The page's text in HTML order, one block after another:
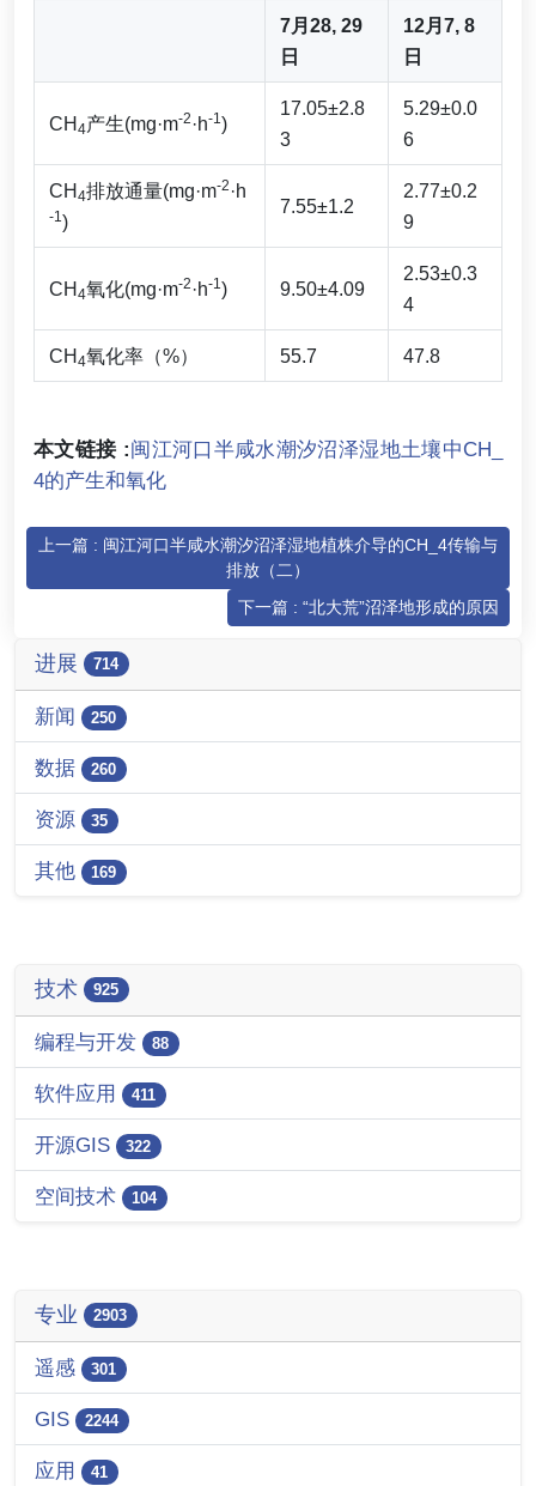
7月28, 29
日
12月7, 8
日
CH 4产生(mg·m-2 ·h-1)
17.05±2.8
3
5.29±0.0
6
CH 4排放通量(mg·m-2 ·h
-1)
7.55±1.2
2.77±0.2
9
CH 4氧化(mg·m-2 ·h-1) 9.50±4.09
2.53±0.3
4
CH 4氧化率（%） 55.7 47.8
本文链接 :闽江河口半咸水潮汐沼泽湿地土壤中CH_
4的产生和氧化
上一篇 : 闽江河口半咸水潮汐沼泽湿地植株介导的CH_4传输与
排放（二）
下一篇 : “北大荒”沼泽地形成的原因
进展 714
新闻 250
数据 260
资源 35
其他 169
技术 925
编程与开发 88
软件应用 411
开源GIS 322
空间技术 104
专业 2903
遥感 301
GIS 2244
应用 41